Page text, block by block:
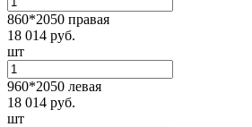
860*2050 правая
18 014 руб.
шт
960*2050 левая
18 014 руб.
шт